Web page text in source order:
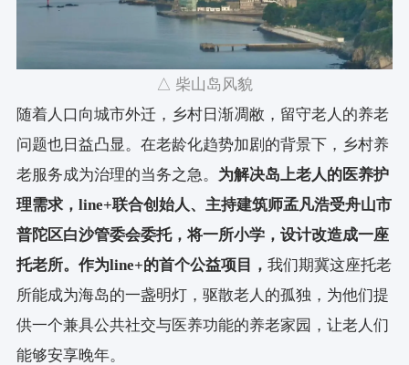
瓷砖地砖：东鹏瓷砖
灯光灯具：企一照明
空调地暖：约克空调
卫浴：恒洁卫浴
水磨石，岩板：东星
室外座椅：宁波禾隆新材料
△ 柴山岛风貌
随着人口向城市外迁，乡村日渐凋敝，留守老人的养老
问题也日益凸显。在老龄化趋势加剧的背景下，乡村养
老服务成为治理的当务之急。 为解决岛上老人的医养护
理需求，line+联合创始人、主持建筑师孟凡浩受舟山市
普陀区白沙管委会委托，将一所小学，设计改造成一座
托老所。作为line+的首个公益项目， 我们期冀这座托老
所能成为海岛的一盏明灯，驱散老人的孤独，为他们提
供一个兼具公共社交与医养功能的养老家园，让老人们
能够安享晚年。